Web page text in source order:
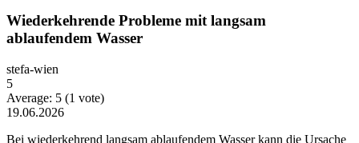
Wiederkehrende Probleme mit langsam
ablaufendem Wasser
stefa-wien
5
Average: 5 (1 vote)
19.06.2026
Bei wiederkehrend langsam ablaufendem Wasser kann die Ursache